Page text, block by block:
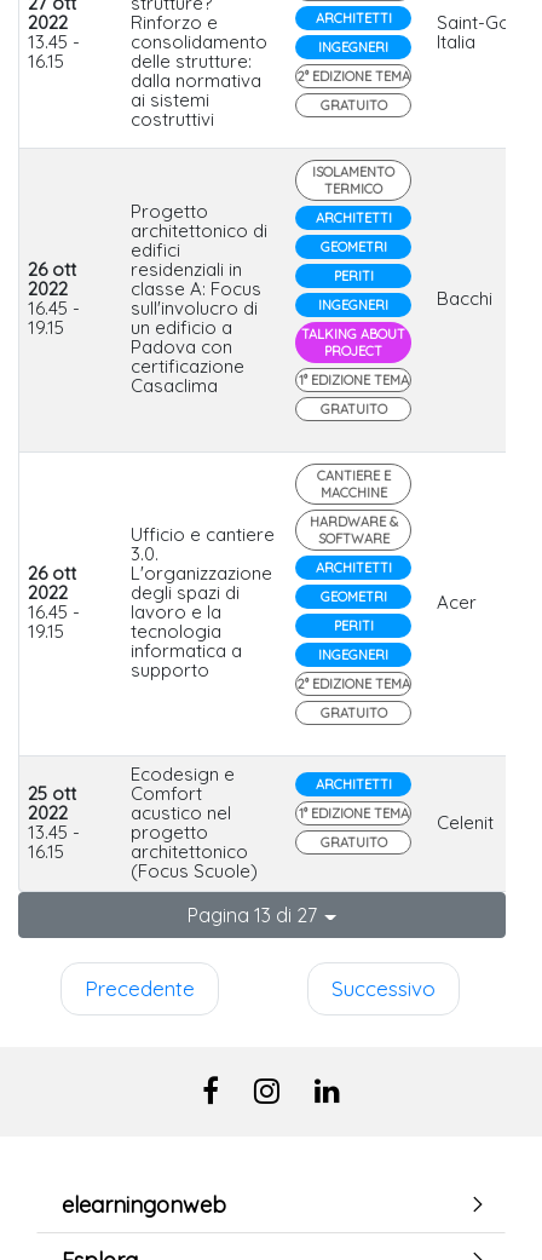
2022
13.45 -
16.15
Rinforzo e
consolidamento
delle strutture:
dalla normativa
ai sistemi
costruttivi
ARCHITETTI
INGEGNERI
2° EDIZIONE TEMA
GRATUITO
Saint-
Italia
26 ott
2022
16.45 -
19.15
Progetto
architettonico di
edifici
residenziali in
classe A: Focus
sull'involucro di
un edificio a
Padova con
certificazione
Casaclima
ISOLAMENTO
TERMICO
ARCHITETTI
GEOMETRI
PERITI
INGEGNERI
TALKING ABOUT
PROJECT
1° EDIZIONE TEMA
GRATUITO
Bacchi
26 ott
2022
16.45 -
19.15
Ufficio e cantiere
3.0.
L'organizzazione
degli spazi di
lavoro e la
tecnologia
informatica a
supporto
CANTIERE E
MACCHINE
HARDWARE &
SOFTWARE
ARCHITETTI
GEOMETRI
PERITI
INGEGNERI
2° EDIZIONE TEMA
GRATUITO
Acer
25 ott
2022
13.45 -
16.15
Ecodesign e
Comfort
acustico nel
progetto
architettonico
(Focus Scuole)
ARCHITETTI
1° EDIZIONE TEMA
GRATUITO
Celenit
Pagina 13 di 27
Precedente Successivo
elearningonweb